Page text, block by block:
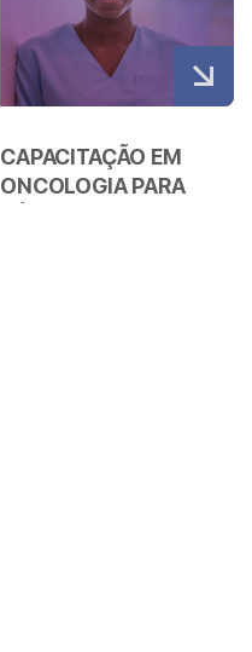
CAPACITAÇÃO EM
ONCOLOGIA PARA